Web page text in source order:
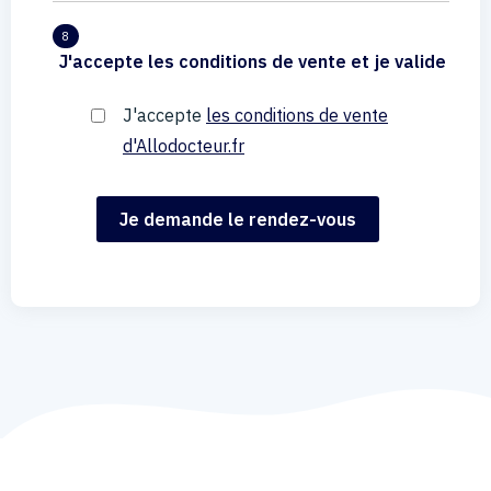
8
J'accepte les conditions de vente et je valide
J'accepte les conditions de vente
d'Allodocteur.fr